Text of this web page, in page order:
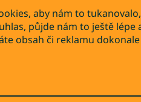
aby nám to
půjde nám to ještě lépe
obsah či reklamu